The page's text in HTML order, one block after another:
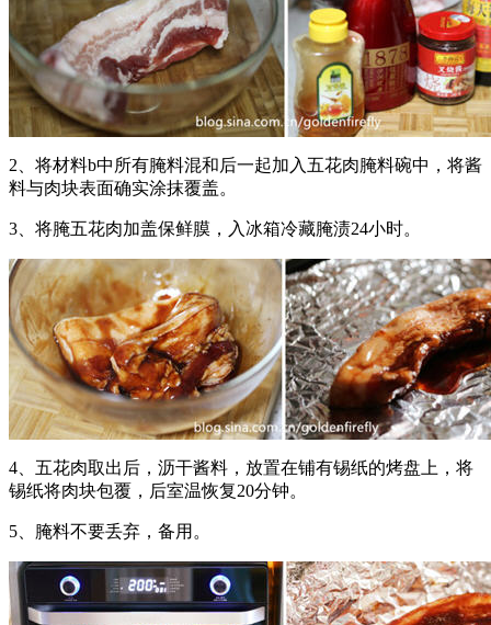
2、将材料b中所有腌料混和后一起加入五花肉腌料碗中，将酱
料与肉块表面确实涂抹覆盖。
3、将腌五花肉加盖保鲜膜，入冰箱冷藏腌渍24小时。
4、五花肉取出后，沥干酱料，放置在铺有锡纸的烤盘上，将
锡纸将肉块包覆，后室温恢复20分钟。
5、腌料不要丢弃，备用。